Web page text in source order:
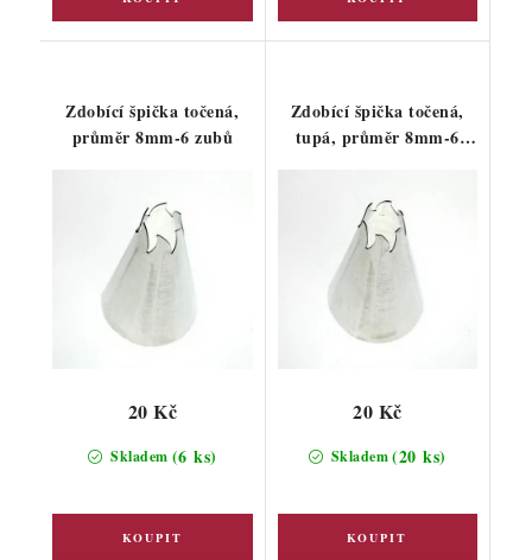
Zdobící špička točená,
průměr 8mm-6 zubů
Skladem (6 ks)
20 Kč
Zdobící špička točená,
tupá, průměr 8mm-6
Skladem(20 ks)
20 Kč